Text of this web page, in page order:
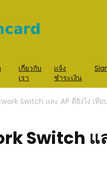
เกี่ยวกับ
เรา
แจ้ง
ชำระเงิน
Switch และ AP ดียังไง เที
Switch แล